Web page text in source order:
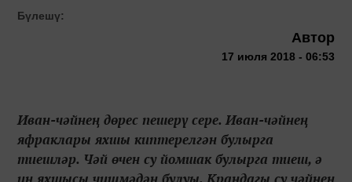
Бүлешү:
Автор
17 июля 2018 - 06:53
Иван-чәйнең дөрес пешерү сере. Иван-чәйнең
яфраклары яхшы киптерелгән булырга
тиешләр. Чәй өчен су йомшак булырга тиеш, ә
иң яхшысы чишмәдән булуы. Крандагы су чәйнең